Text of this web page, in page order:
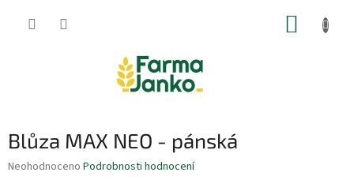
Blůza MAX NEO - pánská
Průměrné
Neohodnoceno Podrobnosti hodnocení